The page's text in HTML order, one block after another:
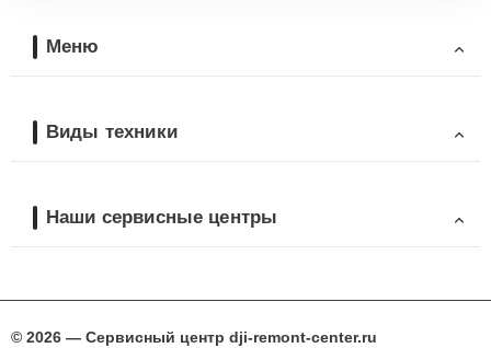
Меню
Виды техники
Наши сервисные центры
© 2026 — Сервисный центр dji-remont-center.ru